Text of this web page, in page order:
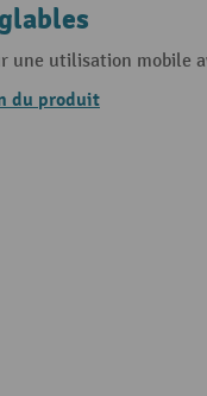
une utilisation mobile
du produit